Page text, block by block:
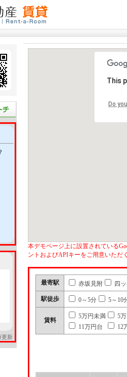
更新
This
Do
本デモページ上に設置されている
ントおよびAPIキーをご用意いただ
最寄駅 赤坂見附 四
駅徒歩 0～5分 5～10
賃料
5万円未満
5
11万円台
12